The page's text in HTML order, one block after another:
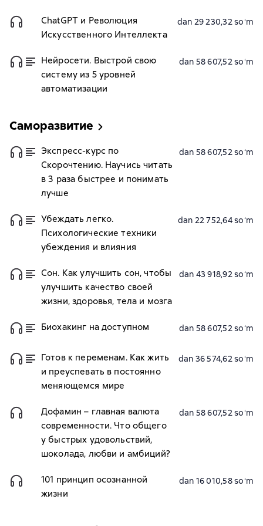
ChatGPT и Революция
Искусственного Интеллекта
dan 29 230,32 soʻm
Нейросети. Выстрой свою
систему из 5 уровней
автоматизации
dan 58 607,52 soʻm
Саморазвитие
Экспресс-курс по
Скорочтению. Научись читать
в 3 раза быстрее и понимать
лучше
dan 58 607,52 soʻm
Убеждать легко.
Психологические техники
убеждения и влияния
dan 22 752,64 soʻm
Сон. Как улучшить сон, чтобы
улучшить качество своей
жизни, здоровья, тела и мозга
dan 43 918,92 soʻm
Биохакинг на доступном dan 58 607,52 soʻm
Готов к переменам. Как жить
и преуспевать в постоянно
меняющемся мире
dan 36 574,62 soʻm
Дофамин – главная валюта
современности. Что общего
у быстрых удовольствий,
шоколада, любви и амбиций?
dan 58 607,52 soʻm
101 принцип осознанной
жизни
dan 16 010,58 soʻm